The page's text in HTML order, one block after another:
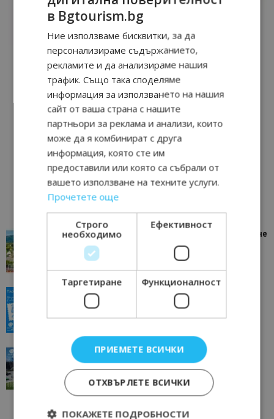
“Пощенска картичка от…”: Петрич – Изживяване
отвъд очакваното
Петрич
“Пощенска картичка от…”: Пловдив, градът на
всички времена
Пловдив 23/06/2026 10:00
“Пощенска картичка от…”: Перник – град на
традициите, културата и вдъхновяващите...
Перник 17/06/2026 09:01
в Bgtourism.bg
Ние използваме бисквитки, за да
персонализираме съдържанието,
рекламите и да анализираме нашия
трафик. Също така споделяме
информация за използването на нашия
сайт от ваша страна с нашите
партньори за реклама и анализи, които
може да я комбинират с друга
информация, която сте им
предоставили или която са събрали от
вашето използване на техните услуги.
Прочетете още
Строго
необходимо
Ефективност
Таргетиране Функционалност
ПРИЕМЕТЕ ВСИЧКИ
ОТХВЪРЛЕТЕ ВСИЧКИ
ПОКАЖЕТЕ ПОДРОБНОСТИ